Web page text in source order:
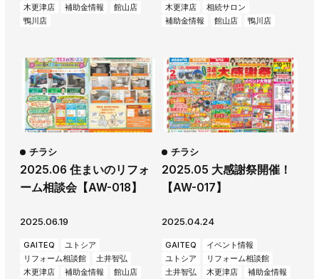
木更津店
補助金情報
館山店
鴨川店
木更津店
相続サロン
補助金情報
館山店 鴨川店
2025.06 住まいのリフォ
ーム相談会【AW-018】
チラシ
2025.06.19
GAITEQ
ユトシア
リフォーム相談館
土井智弘
木更津店
補助金情報
館山店
2025.05 大感謝祭開催！
【AW-017】
チラシ
2025.04.24
GAITEQ
イベント情報
ユトシア
リフォーム相談館
土井智弘
木更津店
補助金情報